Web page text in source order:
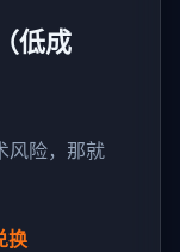
低成
风险，那就
换